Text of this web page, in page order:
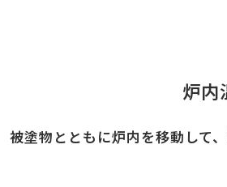
技術センター
炉内
被塗物とともに炉内を移動して